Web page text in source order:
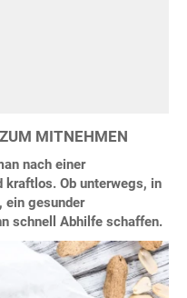
MITNEHMEN
nach einer
kraftlos. Ob unterwegs, in
ein gesunder
schnell Abhilfe schaffen.